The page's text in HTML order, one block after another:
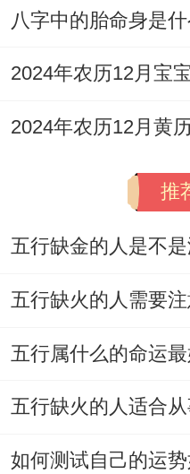
个评分很高的吉日
安神，五行属沙中
北，马日冲鼠（戊
多样:宜纳采，订婚
刻、搬家，开市、
庙、解除，纳财、
上梁，开仓、出货
11月22日（星期日
日），九星位六白-
2024年农历12月黄
推